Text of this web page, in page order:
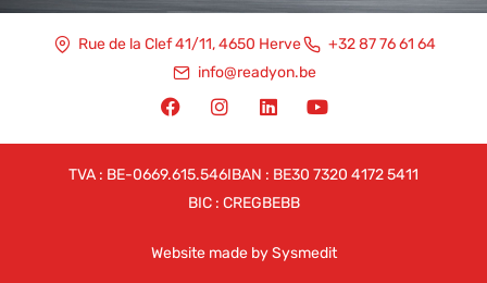
Rue de la Clef 41/11, 4650 Herve
+32 87 76 61 64
info@readyon.be
TVA : BE-0669.615.546IBAN : BE30 7320 4172 5411
BIC : CREGBEBB
Website made by Sysmedit